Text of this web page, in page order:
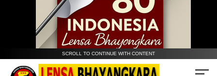
SCROLL TO CONTINUE WITH CONTENT